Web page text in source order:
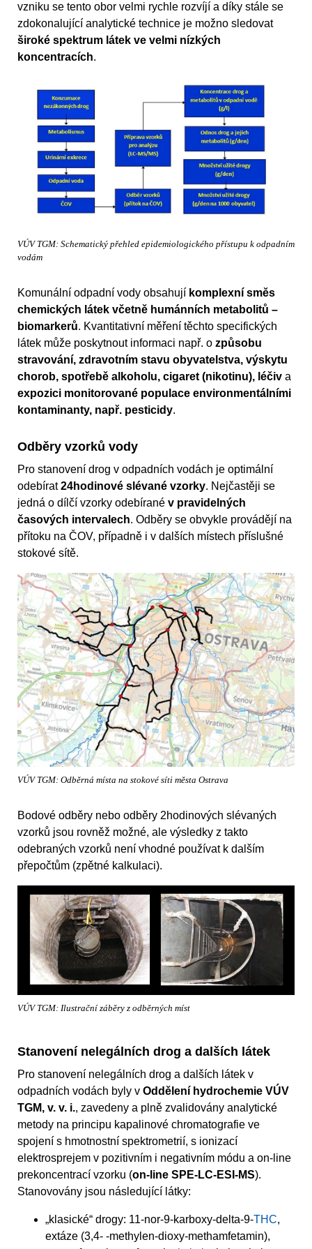
vzniku se tento obor velmi rychle rozvíjí a díky stále se
zdokonalující analytické technice je možno sledovat
široké spektrum látek ve velmi nízkých
koncentracích.
VÚV TGM: Schematický přehled epidemiologického přístupu k odpadním
vodám
Komunální odpadní vody obsahují komplexní směs
chemických látek včetně humánních metabolitů –
biomarkerů. Kvantitativní měření těchto specifických
látek může poskytnout informaci např. o způsobu
stravování, zdravotním stavu obyvatelstva, výskytu
chorob, spotřebě alkoholu, cigaret (nikotinu), léčiv a
expozici monitorované populace environmentálními
kontaminanty, např. pesticidy.
Odběry vzorků vody
Pro stanovení drog v odpadních vodách je optimální
odebírat24hodinové slévané vzorky. Nejčastěji se
jedná o dílčí vzorky odebírané v pravidelných
časových intervalech. Odběry se obvykle provádějí na
přítoku na ČOV, případně i v dalších místech příslušné
stokové sítě.
VÚV TGM: Odběrná místa na stokové síti města Ostrava
Bodové odběry nebo odběry 2hodinových slévaných
vzorků jsou rovněž možné, ale výsledky z takto
odebraných vzorků není vhodné používat k dalším
přepočtům (zpětné kalkulaci).
VÚV TGM: Ilustrační záběry z odběrných míst
Stanovení nelegálních drog a dalších látek
Pro stanovení nelegálních drog a dalších látek v
odpadních vodách byly v Oddělení hydrochemie VÚV
TGM, v. v. i., zavedeny a plně zvalidovány analytické
metody na principu kapalinové chromatografie ve
spojení s hmotnostní spektrometrií, s ionizací
elektrosprejem v pozitivním i negativním módu a on-line
prekoncentrací vzorku (on-line SPE-LC-ESI-MS).
Stanovovány jsou následující látky:
„klasické“ drogy: 11-nor-9-karboxy-delta-9-THC,
extáze (3,4- -methylen-dioxy-methamfetamin),